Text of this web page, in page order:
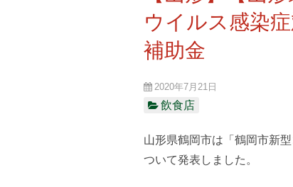
ウイルス感染
補助金
2020年7月21日
飲食店
山形県鶴岡市は「鶴岡市新
ついて発表しました。